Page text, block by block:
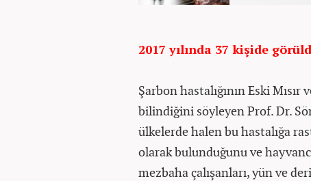
2017 yılında 37 kişide
Şarbon hastalığının Eski
bilindiğini söyleyen Prof. Dr.
ülkelerde halen bu hastalığa
olarak bulunduğunu ve
mezbaha çalışanları, yün ve